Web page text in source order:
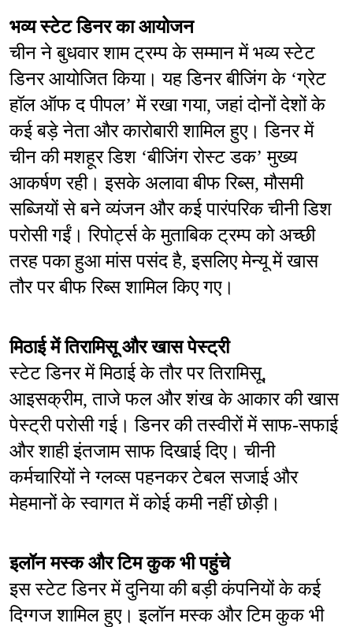
भव्य स्टेट डिनर का आयोजन
चीन ने बुधवार शाम ट्रम्प के सम्मान में भव्य स्टेट
डिनर आयोजित किया। यह डिनर बीजिंग के ‘ग्रेट
हॉल ऑफ द पीपल’ में रखा गया, जहां दोनों देशों के
कई बड़े नेता और कारोबारी शामिल हुए। डिनर में
चीन की मशहूर डिश ‘बीजिंग रोस्ट डक’ मुख्य
आकर्षण रही। इसके अलावा बीफ रिब्स, मौसमी
सब्जियों से बने व्यंजन और कई पारंपरिक चीनी डिश
परोसी गईं। रिपोर्ट्स के मुताबिक ट्रम्प को अच्छी
तरह पका हुआ मांस पसंद है, इसलिए मेन्यू में खास
तौर पर बीफ रिब्स शामिल किए गए।
मिठाई में तिरामिसू और खास पेस्ट्री
स्टेट डिनर में मिठाई के तौर पर तिरामिसू,
आइसक्रीम, ताजे फल और शंख के आकार की खास
पेस्ट्री परोसी गई। डिनर की तस्वीरों में साफ-सफाई
और शाही इंतजाम साफ दिखाई दिए। चीनी
कर्मचारियों ने ग्लव्स पहनकर टेबल सजाई और
मेहमानों के स्वागत में कोई कमी नहीं छोड़ी।
इलॉन मस्क और टिम कुक भी पहुंचे
इस स्टेट डिनर में दुनिया की बड़ी कंपनियों के कई
दिग्गज शामिल हुए। इलॉन मस्क और टिम कुक भी